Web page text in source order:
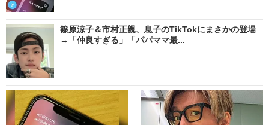
篠原涼子＆市村正親、息子のTikTokにまさかの登場
→「仲良すぎる」「パパママ最...